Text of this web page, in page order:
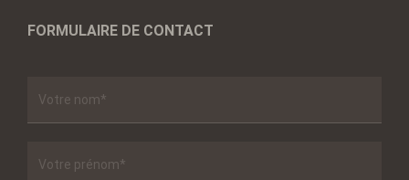
FORMULAIRE DE CONTACT